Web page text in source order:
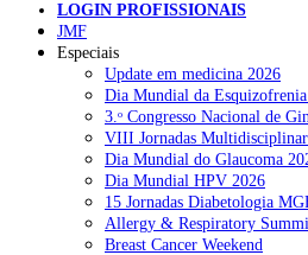
NOTÍCIAS RECENTES
Quase 11.900 jovens recorreram
nutricionista no primeiro mês 7 de
ULS de Coimbra estreia cirurgia
apoio robótico em Portugal 7 de
Enfermeiros exigem
privada da ULS do Algarve 7 de
LOGIN PROFISSIONAIS
JMF
Especiais
Update em medicina 2026
Dia Mundial da
3.ᵒ Congresso Nacional de
VIII Jornadas
Dia Mundial do Glaucoma
Dia Mundial HPV 2026
15 Jornadas Diabetologia
Allergy & Respiratory
Breast Cancer Weekend